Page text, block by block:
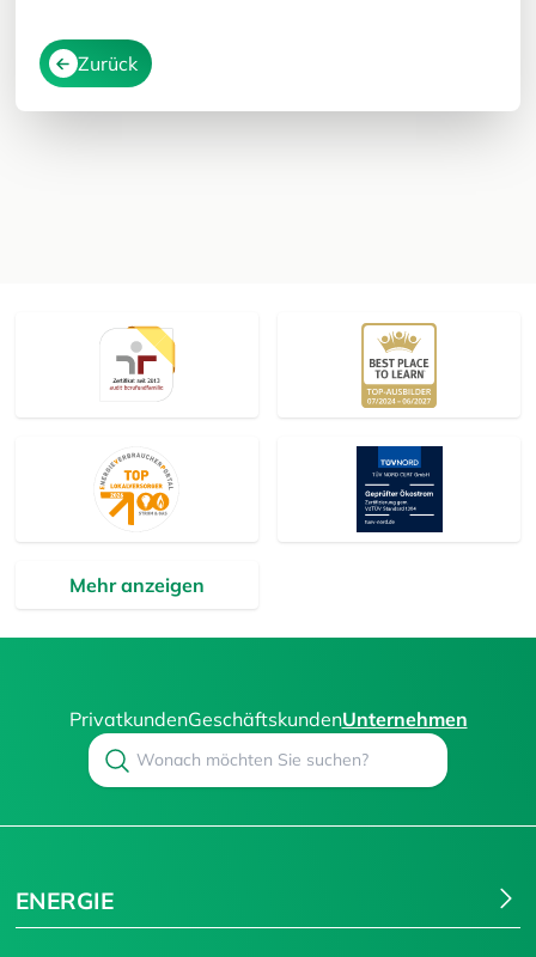
Zurück
Mehr anzeigen
PrivatkundenGeschäftskundenUnternehmen
Search
ENERGIE